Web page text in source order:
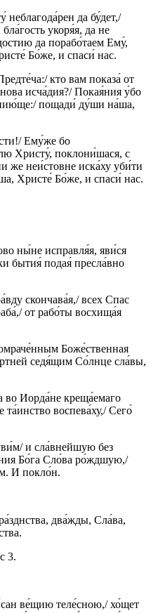
да бу́дет,/
укоря́я, да не
да порабо́таем Ему́,
Бо́же, и спаси́ нас.
кто вам показа́ от
исча́дия?/ Покая́ния у́бо
пощади́ ду́ши на́ша,
Ему́же бо
Христу́, поклони́шася, с
же неи́стовне иска́ху уби́ти
Христе́ Бо́же, и спаси́ нас.
ны́не исправля́я, яви́ся
бытия́ подая́ пресла́вно
скончава́я,/ всех Спас
от рабо́ты восхища́я
Боже́ственная
седя́щим Со́лнце сла́вы,
во Иорда́не креща́емаго
та́инство воспева́ху,/ Сего́
и сла́внейшую без
Бо́га Сло́ва ро́ждшую,/
И покло́н.
два́жды, Сла́ва,
3.
ве́щию теле́сною,/ хо́щет